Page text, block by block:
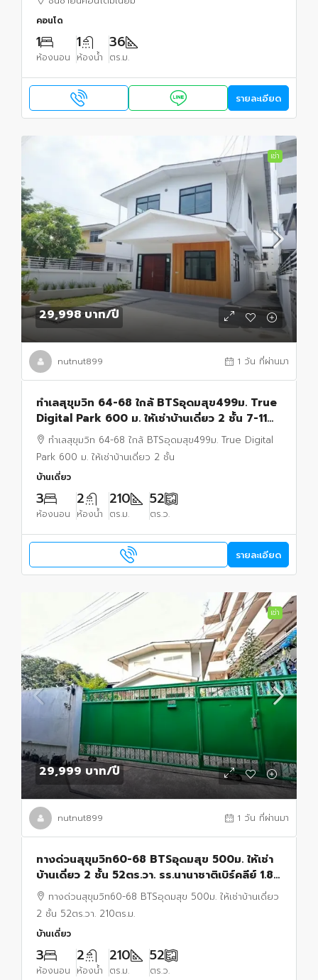
คอนโด
1
ห้องนอน
1
ห้องน้ำ
36
ตร.ม.
รายละเอียด
เช่า
29,998 บาท/ปี
nutnut899 1 วัน ที่ผ่านมา
ทำเลสุขุมวิท 64-68 ใกล้ BTSอุดมสุข499ม. True
Digital Park 600 ม. ให้เช่าบ้านเดี่ยว 2 ชั้น 7-11
50ม. 52ตร.วา 210 ตร.ม.
ทำเลสุขุมวิท 64-68 ใกล้ BTSอุดมสุข499ม. True Digital
Park 600 ม. ให้เช่าบ้านเดี่ยว 2 ชั้น
บ้านเดี่ยว
3
ห้องนอน
2
ห้องน้ำ
210
ตร.ม.
52
ตร.ว.
รายละเอียด
เช่า
29,999 บาท/ปี
nutnut899 1 วัน ที่ผ่านมา
ทางด่วนสุขุมวิท60-68 BTSอุดมสุข 500ม. ให้เช่า
บ้านเดี่ยว 2 ชั้น 52ตร.วา. รร.นานาชาติเบิร์คลีย์ 1.8
กม. 3 นอน 2 น้ำ ตลาดอุดมสุข 300 ม.
ทางด่วนสุขุมวิท60-68 BTSอุดมสุข 500ม. ให้เช่าบ้านเดี่ยว
2 ชั้น 52ตร.วา. 210ตร.ม.
บ้านเดี่ยว
3
ห้องนอน
2
ห้องน้ำ
210
ตร.ม.
52
ตร.ว.